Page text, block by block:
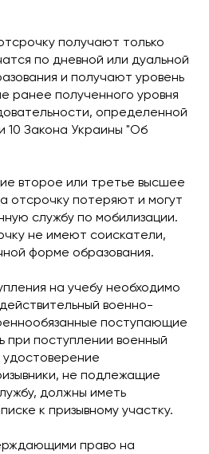
получают только
по дневной или дуальной
и получают уровень
ранее полученного уровня
определенной
10 Закона Украины "Об
второе или третье высшее
отсрочку потеряют и могут
службу по мобилизации.
не имеют соискатели,
форме образования.
на учебу необходимо
военно-
поступающие
при поступлении военный
не подлежащие
должны иметь
к призывному участку.
право на